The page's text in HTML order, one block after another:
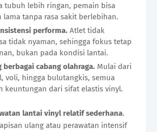
tubuh lebih ringan, pemain bisa
tanpa rasa sakit berlebihan.
performa. Atlet tidak
tidak nyaman, sehingga fokus tetap
bukan pada kondisi lantai.
berbagai cabang olahraga. Mulai dari
voli, hingga bulutangkis, semua
keuntungan dari sifat elastis vinyl.
lantai vinyl relatif sederhana.
ulang atau perawatan intensif